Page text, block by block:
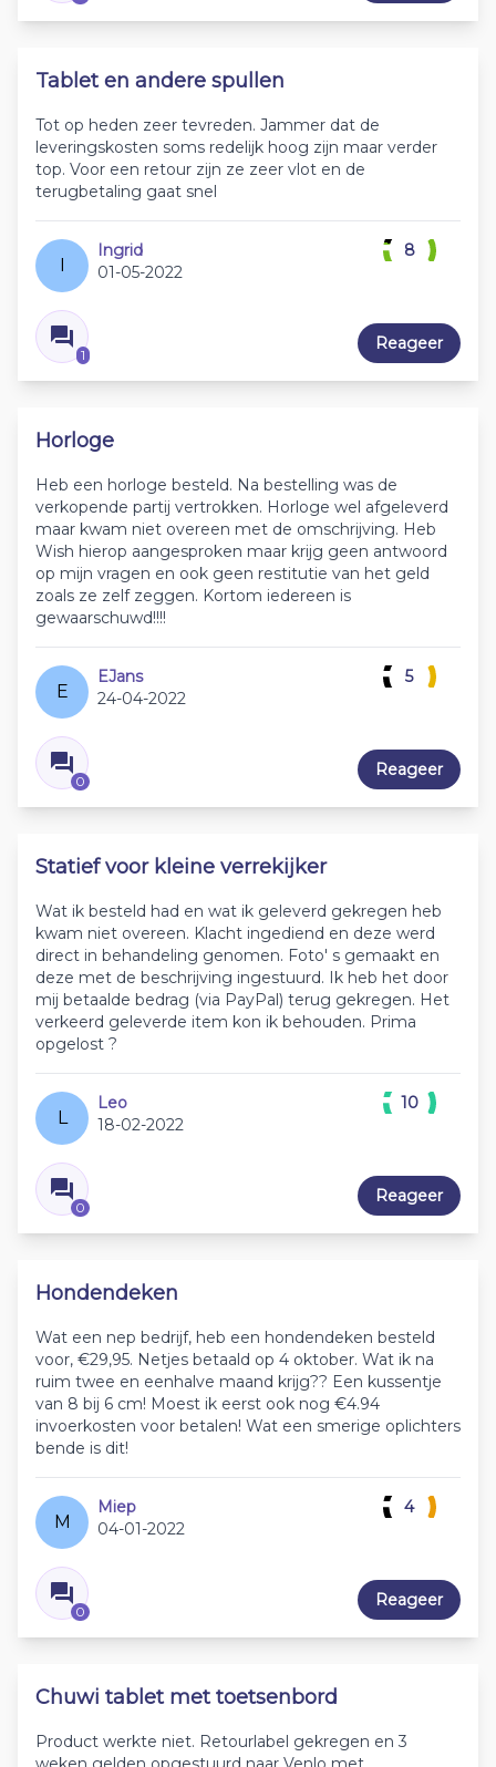
Tablet en andere spullen
Tot op heden zeer tevreden. Jammer dat de
leveringskosten soms redelijk hoog zijn maar verder
top. Voor een retour zijn ze zeer vlot en de
terugbetaling gaat snel
Ingrid
01-05-2022
1
8
Reageer
Horloge
Heb een horloge besteld. Na bestelling was de
verkopende partij vertrokken. Horloge wel afgeleverd
maar kwam niet overeen met de omschrijving. Heb
Wish hierop aangesproken maar krijg geen antwoord
op mijn vragen en ook geen restitutie van het geld
zoals ze zelf zeggen. Kortom iedereen is
gewaarschuwd!!!!
E
EJans
24-04-2022
0
5
Reageer
Statief voor kleine verrekijker
Wat ik besteld had en wat ik geleverd gekregen heb
kwam niet overeen. Klacht ingediend en deze werd
direct in behandeling genomen. Foto' s gemaakt en
deze met de beschrijving ingestuurd. Ik heb het door
mij betaalde bedrag (via PayPal) terug gekregen. Het
verkeerd geleverde item kon ik behouden. Prima
opgelost ?
L
Leo
18-02-2022
0
10
Reageer
Hondendeken
Wat een nep bedrijf, heb een hondendeken besteld
voor, €29,95. Netjes betaald op 4 oktober. Wat ik na
ruim twee en eenhalve maand krijg?? Een kussentje
van 8 bij 6 cm! Moest ik eerst ook nog €4.94
invoerkosten voor betalen! Wat een smerige oplichters
bende is dit!
M
Miep
04-01-2022
0
4
Reageer
Chuwi tablet met toetsenbord
Product werkte niet. Retourlabel gekregen en 3